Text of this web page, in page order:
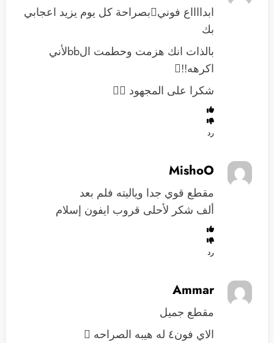
ابدااااع فونيبصراحة كل يوم يزيد اعجابي
بك
بالذات انك هزمت وحطمت الbbلأني
اكرهه!!
شكرا على المجهود 
رد
MishoO
مقطع قوي جدا وياليته فلم بعد
ألف شكر لأحلى قروب ايفون إسلام
رد
Ammar
مقطع جميل
الاي فون٤ له هيبه الصراحه 